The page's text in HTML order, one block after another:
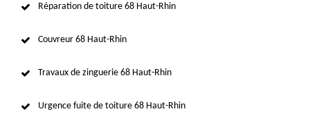
Réparation de toiture 68 Haut-Rhin
Couvreur 68 Haut-Rhin
Travaux de zinguerie 68 Haut-Rhin
Urgence fuite de toiture 68 Haut-Rhin